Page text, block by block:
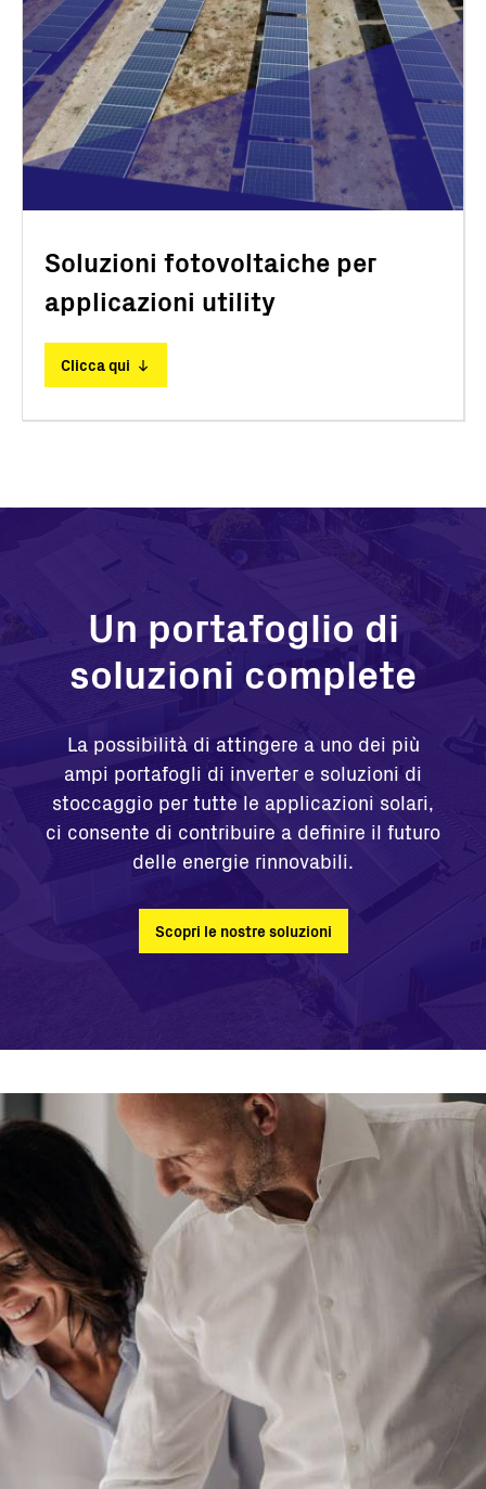
Soluzioni fotovoltaiche per
applicazioni utility
Clicca qui
Un portafoglio di
soluzioni complete
La possibilità di attingere a uno dei più
ampi portafogli di inverter e soluzioni di
stoccaggio per tutte le applicazioni solari,
ci consente di contribuire a definire il futuro
delle energie rinnovabili.
Scopri le nostre soluzioni